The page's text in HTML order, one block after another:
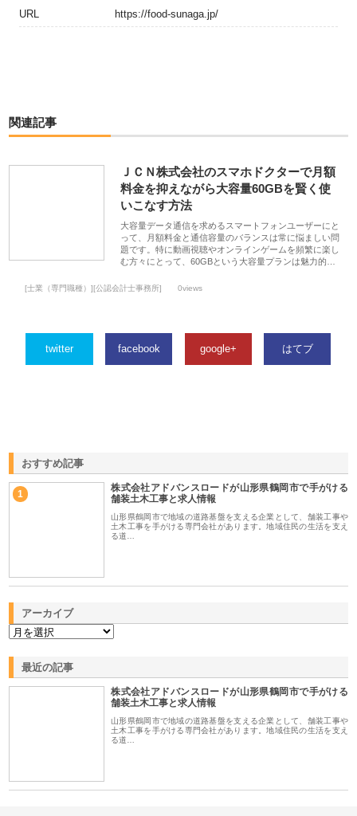
URL https://food-sunaga.jp/
関連記事
ＪＣＮ株式会社のスマホドクターで月額
料金を抑えながら大容量60GBを賢く使
いこなす方法
大容量データ通信を求めるスマートフォンユーザーにと
って、月額料金と通信容量のバランスは常に悩ましい問
題です。特に動画視聴やオンラインゲームを頻繁に楽し
む方々にとって、60GBという大容量プランは魅力的…
[士業（専門職種）][公認会計士事務所] 0views
twitter facebook google+ はてブ
おすすめ記事
1
株式会社アドバンスロードが山形県鶴岡市で手がける
舗装土木工事と求人情報
山形県鶴岡市で地域の道路基盤を支える企業として、舗装工事や
土木工事を手がける専門会社があります。地域住民の生活を支え
る道…
アーカイブ
最近の記事
株式会社アドバンスロードが山形県鶴岡市で手がける
舗装土木工事と求人情報
山形県鶴岡市で地域の道路基盤を支える企業として、舗装工事や
土木工事を手がける専門会社があります。地域住民の生活を支え
る道…